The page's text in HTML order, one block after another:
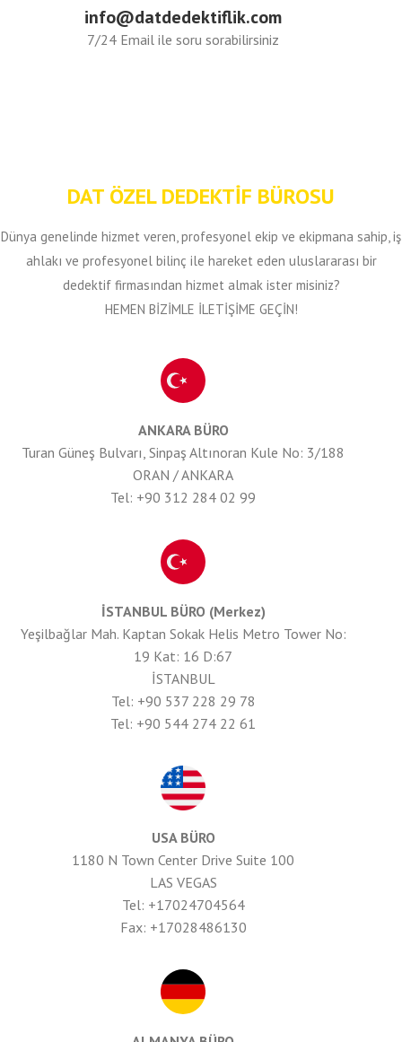
info@datdedektiflik.com
7/24 Email ile soru sorabilirsiniz
DAT ÖZEL DEDEKTİF BÜROSU
Dünya genelinde hizmet veren, profesyonel ekip ve ekipmana sahip, iş
ahlakı ve profesyonel bilinç ile hareket eden uluslararası bir
dedektif firmasından hizmet almak ister misiniz?
HEMEN BİZİMLE İLETİŞİME GEÇİN!
ANKARA BÜRO
Turan Güneş Bulvarı, Sinpaş Altınoran Kule No: 3/188
ORAN / ANKARA
Tel: +90 312 284 02 99
İSTANBUL BÜRO (Merkez)
Yeşilbağlar Mah. Kaptan Sokak Helis Metro Tower No:
19 Kat: 16 D:67
İSTANBUL
Tel: +90 537 228 29 78
Tel: +90 544 274 22 61
USA BÜRO
1180 N Town Center Drive Suite 100
LAS VEGAS
Tel: +17024704564
Fax: +17028486130